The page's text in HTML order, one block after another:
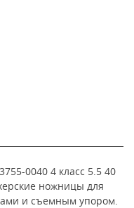
0040 4 класс 5.5 40
ножницы для
и съемным упором.